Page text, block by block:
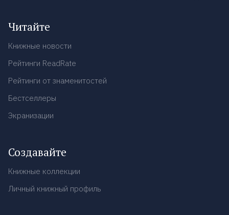
Читайте
Книжные новости
Рейтинги ReadRate
Рейтинги от знаменитостей
Бестселлеры
Экранизации
Создавайте
Книжные коллекции
Личный книжный профиль